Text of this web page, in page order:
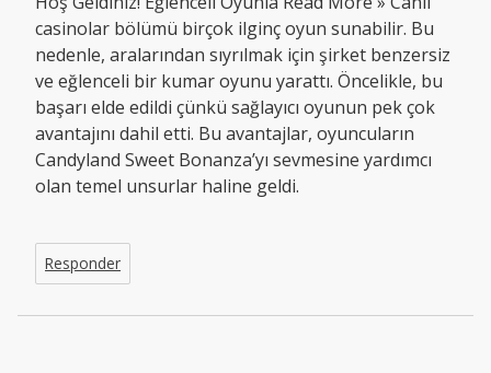
casinolar bölümü birçok ilginç oyun sunabilir. Bu
nedenle, aralarından sıyrılmak için şirket benzersiz
ve eğlenceli bir kumar oyunu yarattı. Öncelikle, bu
başarı elde edildi çünkü sağlayıcı oyunun pek çok
avantajını dahil etti. Bu avantajlar, oyuncuların
Candyland Sweet Bonanza’yı sevmesine yardımcı
olan temel unsurlar haline geldi.
Responder